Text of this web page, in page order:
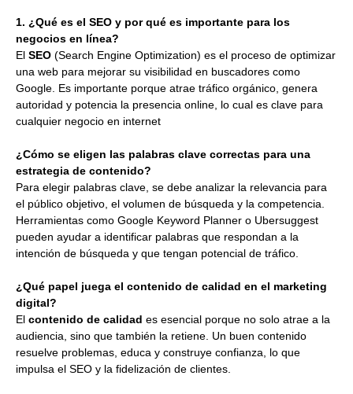
1. ¿Qué es el SEO y por qué es importante para los
negocios en línea?
El SEO (Search Engine Optimization) es el proceso de optimizar
una web para mejorar su visibilidad en buscadores como
Google. Es importante porque atrae tráfico orgánico, genera
autoridad y potencia la presencia online, lo cual es clave para
cualquier negocio en internet
¿Cómo se eligen las palabras clave correctas para una
estrategia de contenido?
Para elegir palabras clave, se debe analizar la relevancia para
el público objetivo, el volumen de búsqueda y la competencia.
Herramientas como Google Keyword Planner o Ubersuggest
pueden ayudar a identificar palabras que respondan a la
intención de búsqueda y que tengan potencial de tráfico.
¿Qué papel juega el contenido de calidad en el marketing
digital?
El contenido de calidad es esencial porque no solo atrae a la
audiencia, sino que también la retiene. Un buen contenido
resuelve problemas, educa y construye confianza, lo que
impulsa el SEO y la fidelización de clientes.